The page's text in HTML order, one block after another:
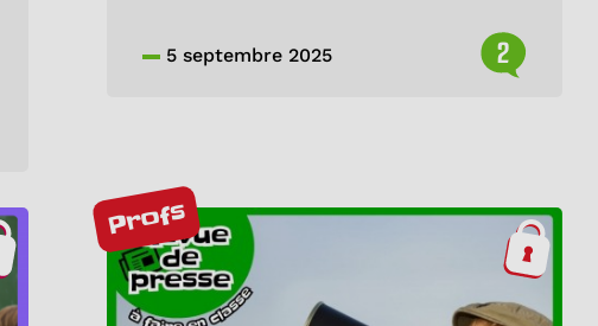
5 septembre 2025 2
Profs